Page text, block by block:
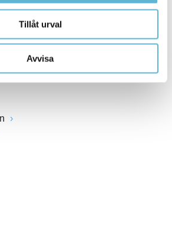
Tillåt urval
Avvisa
reception i kommunhuset